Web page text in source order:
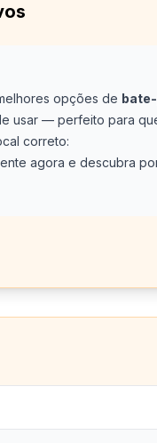
opções de
usar — perfeito para
correto:
agora e descubra